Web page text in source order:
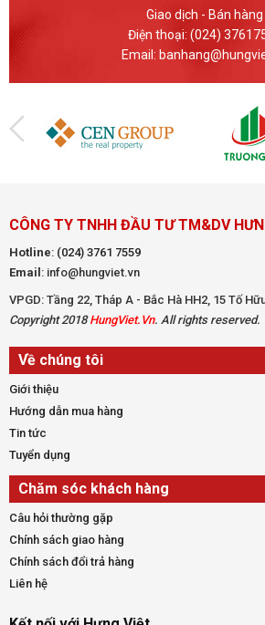
Giao dịch - Bán hàng
Điện thoại: (024)
Email:
CÔNG TY TNHH ĐẦU TƯ TM&DV
Hotline: (024) 3761 7559
Email : info@hungviet.vn
VPGD: Tầng 22, Tháp A - Bắc Hà HH2, 15 Tố
Copyright 2018HungViet.Vn. All rights reserved.
Về chúng tôi
Giới thiệu
Hướng dẫn mua hàng
Tin tức
Tuyển dụng
Chăm sóc khách hàng
Câu hỏi thường gặp
Chính sách giao hàng
Chính sách đổi trả hàng
Liên hệ